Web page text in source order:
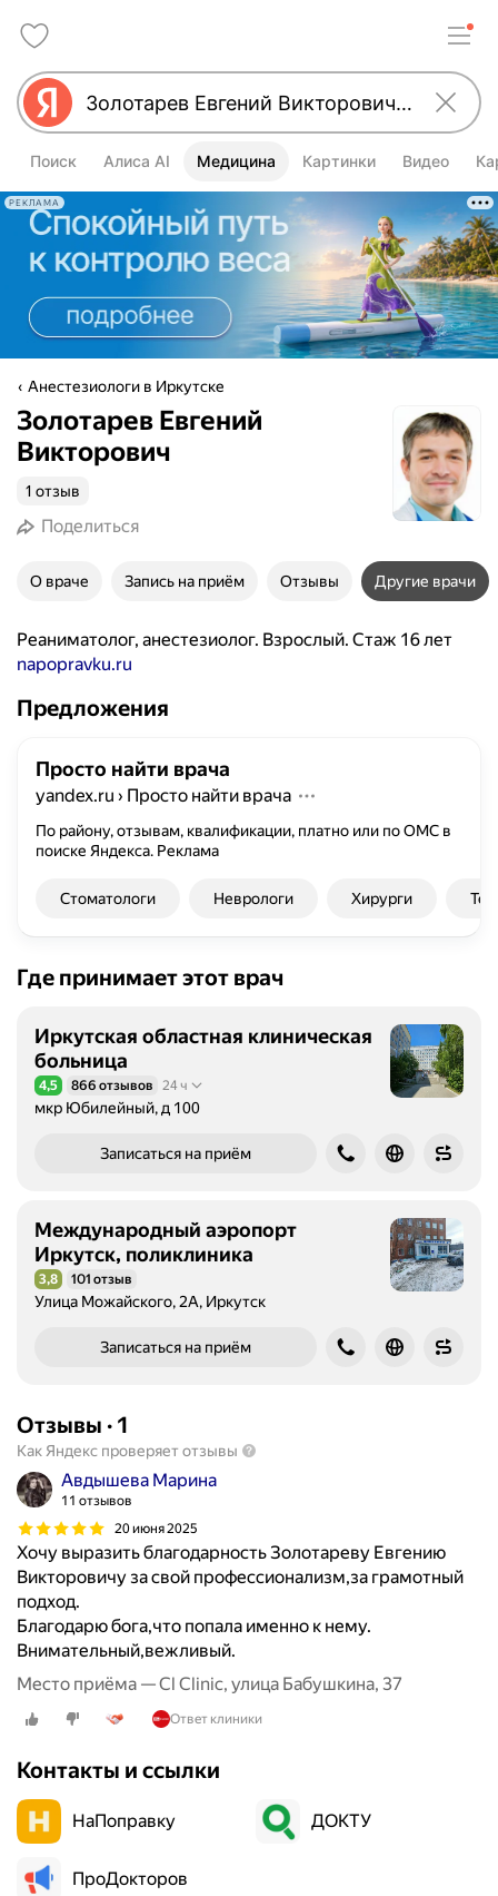
Поиск Алиса AI Медицина Картинки Видео
РЕКЛАМА
Анестезиологи в Иркутске
Золотарев Евгений
Викторович
1 отзыв
Поделиться
О враче Запись на приём Отзывы Другие врачи
Реаниматолог, анестезиолог. Взрослый. Стаж 16 лет
napopravku.ru
Предложения
Просто найти врача
yandex.ru › Просто найти врача
По району, отзывам, квалификации, платно или по ОМС в
поиске Яндекса. Реклама
Стоматологи Неврологи Хирурги
Где принимает этот врач
Иркутская областная клиническая
больница
Рейтинг 4,5 из 5
4,5 866 отзывов 24 ч
мкр Юбилейный, д 100
Записаться на приём
Международный аэропорт
Иркутск, поликлиника
Рейтинг 3,8 из 5
3,8 101 отзыв
Улица Можайского, 2А, Иркутск
Записаться на приём
Отзывы · 1
Как Яндекс проверяет отзывы
Авдышева Марина
11 отзывов
20 июня 2025
Хочу выразить благодарность Золотареву Евгению
Викторовичу за свой профессионализм,за грамотный
подход.
Благодарю бога,что попала именно к нему.
Внимательный,вежливый.
Место приёма — Cl Clinic, улица Бабушкина, 37
Ответ клиники
Контакты и ссылки
НаПоправку ДОКТУ
ПроДокторов